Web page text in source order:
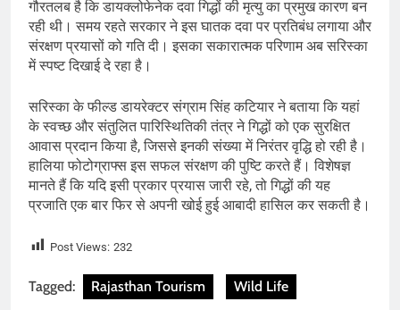
गौरतलब है कि डायक्लोफेनेक दवा गिद्धों की मृत्यु का प्रमुख कारण बन
रही थी। समय रहते सरकार ने इस घातक दवा पर प्रतिबंध लगाया और
संरक्षण प्रयासों को गति दी। इसका सकारात्मक परिणाम अब सरिस्का
में स्पष्ट दिखाई दे रहा है।
सरिस्का के फील्ड डायरेक्टर संग्राम सिंह कटियार ने बताया कि यहां
के स्वच्छ और संतुलित पारिस्थितिकी तंत्र ने गिद्धों को एक सुरक्षित
आवास प्रदान किया है, जिससे इनकी संख्या में निरंतर वृद्धि हो रही है।
हालिया फोटोग्राफ्स इस सफल संरक्षण की पुष्टि करते हैं। विशेषज्ञ
मानते हैं कि यदि इसी प्रकार प्रयास जारी रहे, तो गिद्धों की यह
प्रजाति एक बार फिर से अपनी खोई हुई आबादी हासिल कर सकती है।
Post Views: 232
Tagged: Rajasthan Tourism Wild Life